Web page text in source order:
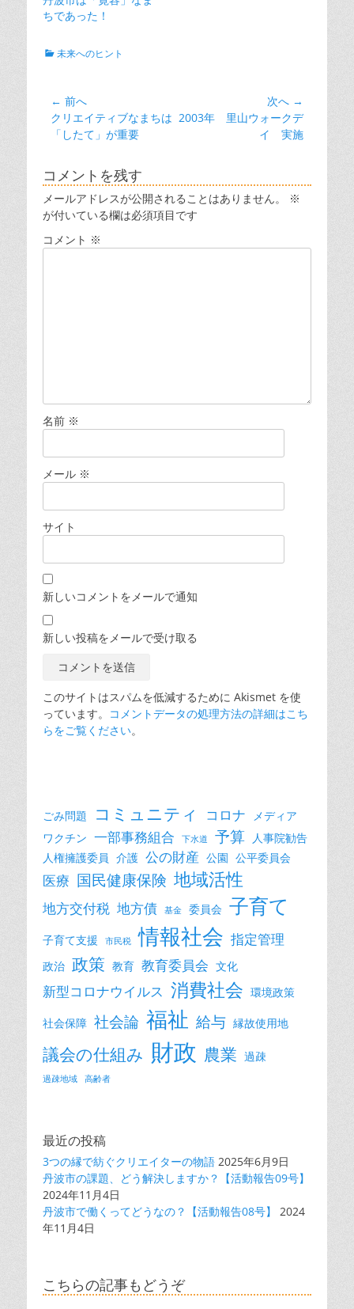
ちであった！
カ 未来へのヒント
投
稿
ナ
ゲ
ー
シ
ョ
← 前へ
前
の
クリエイティブなまちは
「したて」が重要
次へ →
次
2003年 里山ウォークデ
イ 実施
コメントを残す
メールアドレスが公開されることはありません。
※
が付いている欄は必須項目です
コメント ※
名前 ※
メール ※
サイト
新しいコメントをメールで通知
新しい投稿をメールで受け取る
このサイトはスパムを低減するために Akismet を使
っています。 コメントデータの処理方法の詳細はこち
らをご覧ください。
ごみ問題 コミュニティ コロナ
メディア
ワクチン 一部事務組合 下水道 予算 人事院勧告
人権擁護委員 介護 公の財産 公園 公平委員会
医療 国民健康保険 地域活性
地方交付税 地方債 基金 委員会 子育て
子育て支援 市民税 情報社会 指定管理
政治 政策 教育 教育委員会 文化
新型コロナウイルス 消費社会 環境政策
社会保障 社会論 福祉 給与 縁故使用地
議会の仕組み 財政 農業 過疎
過疎地域 高齢者
最近の投稿
3つの縁で紡ぐクリエイターの物語 2025年6月9日
丹波市の課題、どう解決しますか？【活動報告09号】
2024年11月4日
丹波市で働くってどうなの？【活動報告08号】
2024
年11月4日
こちらの記事もどうぞ